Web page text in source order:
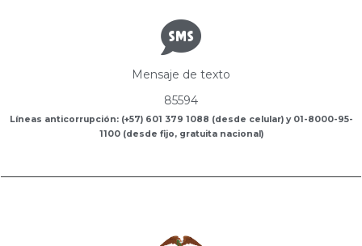
Mensaje de texto
85594
Líneas anticorrupción: (+57) 601 379 1088 (desde celular) y 01-8000-95-
1100 (desde fijo, gratuita nacional)